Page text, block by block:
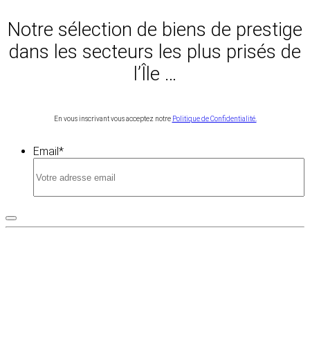
Notre sélection de biens de prestige
dans les secteurs les plus prisés de
l’Île …
En vous inscrivant vous acceptez notre Politique de Confidentialité.
Email*